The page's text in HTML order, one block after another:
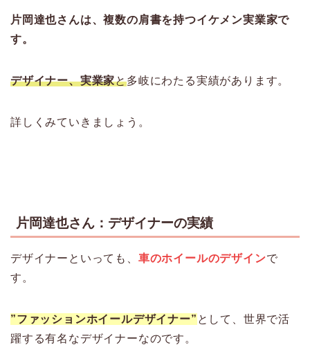
片岡達也さんは、複数の肩書を持つイケメン実業家で
す。
デザイナー、実業家と多岐にわたる実績があります。
詳しくみていきましょう。
片岡達也さん：デザイナーの実績
デザイナーといっても、 車のホイールのデザインで
す。
”ファッションホイールデザイナー” として、世界で活
躍する有名なデザイナーなのです。